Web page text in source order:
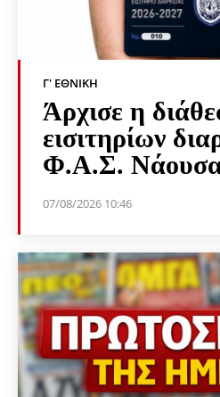
Γ' ΕΘΝΙΚΉ
Άρχισε η
εισιτηρίων
Φ.Α.Σ.
07/08/2026 10:46